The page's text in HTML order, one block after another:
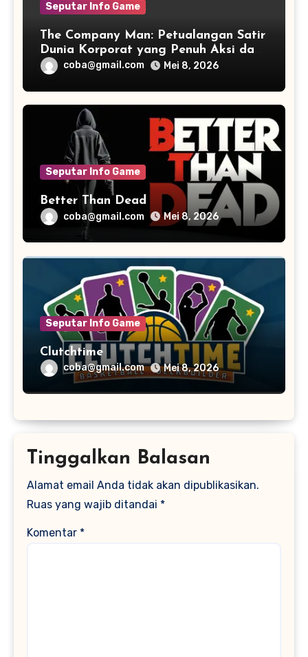
Seputar Info Game
The Company Man: Petualangan Satir
Dunia Korporat yang Penuh Aksi dan
Humorcoba@gmail.com Mei 8, 2026
Seputar Info Game
Better Than Dead
coba@gmail.com Mei 8, 2026
Seputar Info Game
Clutchtime
coba@gmail.com Mei 8, 2026
Tinggalkan Balasan
Alamat email Anda tidak akan dipublikasikan.
Ruas yang wajib ditandai *
Komentar *